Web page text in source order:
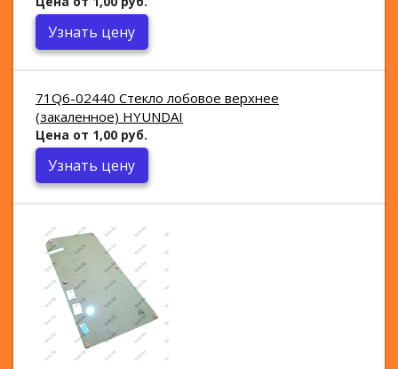
Узнать цену
71Q6-02440 Стекло лобовое верхнее
(закаленное) HYUNDAI
Цена от 1,00 руб.
Узнать цену